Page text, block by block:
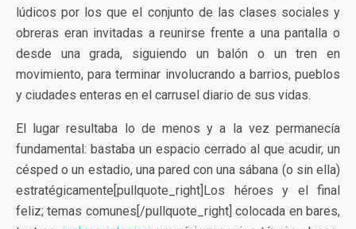
lúdicos por los que el conjunto de las clases sociales y
obreras eran invitadas a reunirse frente a una pantalla o
desde una grada, siguiendo un balón o un tren en
movimiento, para terminar involucrando a barrios, pueblos
y ciudades enteras en el carrusel diario de sus vidas.
El lugar resultaba lo de menos y a la vez permanecía
fundamental: bastaba un espacio cerrado al que acudir, un
césped o un estadio, una pared con una sábana (o sin ella)
estratégicamente[pullquote_right]Los héroes y el final
feliz; temas comunes[/pullquote_right] colocada en bares,